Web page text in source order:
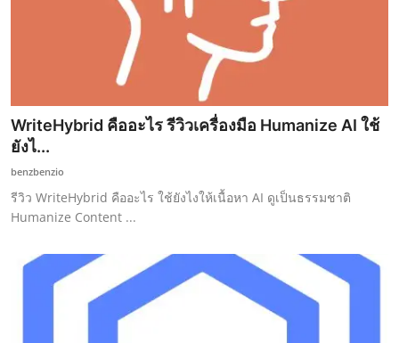
WriteHybrid คืออะไร รีวิวเครื่องมือ Humanize AI ใช้
ยังไ...
benzbenzio
รีวิว WriteHybrid คืออะไร ใช้ยังไงให้เนื้อหา AI ดูเป็นธรรมชาติ
Humanize Content ...